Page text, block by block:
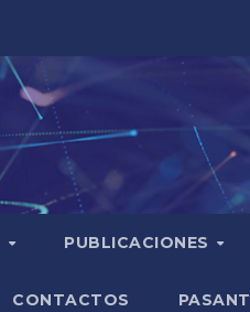
PUBLICACIONES
CONTACTOS